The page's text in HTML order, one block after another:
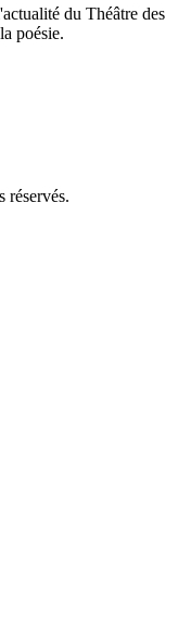
du Théâtre des
poésie.
réservés.